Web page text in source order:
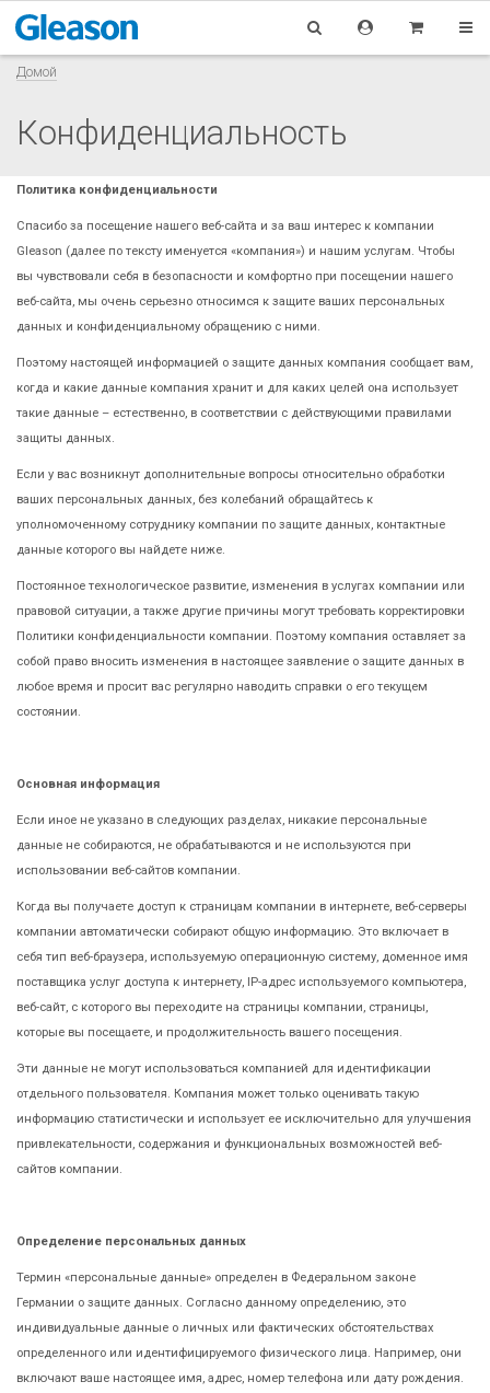
Домой
Конфиденциальность
Политика конфиденциальности
Спасибо за посещение нашего веб-сайта и за ваш интерес к компании
Gleason (далее по тексту именуется «компания») и нашим услугам. Чтобы
вы чувствовали себя в безопасности и комфортно при посещении нашего
веб-сайта, мы очень серьезно относимся к защите ваших персональных
данных и конфиденциальному обращению с ними.
Поэтому настоящей информацией о защите данных компания сообщает вам,
когда и какие данные компания хранит и для каких целей она использует
такие данные – естественно, в соответствии с действующими правилами
защиты данных.
Если у вас возникнут дополнительные вопросы относительно обработки
ваших персональных данных, без колебаний обращайтесь к
уполномоченному сотруднику компании по защите данных, контактные
данные которого вы найдете ниже.
Постоянное технологическое развитие, изменения в услугах компании или
правовой ситуации, а также другие причины могут требовать корректировки
Политики конфиденциальности компании. Поэтому компания оставляет за
собой право вносить изменения в настоящее заявление о защите данных в
любое время и просит вас регулярно наводить справки о его текущем
состоянии.
Основная информация
Если иное не указано в следующих разделах, никакие персональные
данные не собираются, не обрабатываются и не используются при
использовании веб-сайтов компании.
Когда вы получаете доступ к страницам компании в интернете, веб-серверы
компании автоматически собирают общую информацию. Это включает в
себя тип веб-браузера, используемую операционную систему, доменное имя
поставщика услуг доступа к интернету, IP-адрес используемого компьютера,
веб-сайт, с которого вы переходите на страницы компании, страницы,
которые вы посещаете, и продолжительность вашего посещения.
Эти данные не могут использоваться компанией для идентификации
отдельного пользователя. Компания может только оценивать такую
информацию статистически и использует ее исключительно для улучшения
привлекательности, содержания и функциональных возможностей веб-
сайтов компании.
Определение персональных данных
Термин «персональные данные» определен в Федеральном законе
Германии о защите данных. Согласно данному определению, это
индивидуальные данные о личных или фактических обстоятельствах
определенного или идентифицируемого физического лица. Например, они
включают ваше настоящее имя, адрес, номер телефона или дату рождения.